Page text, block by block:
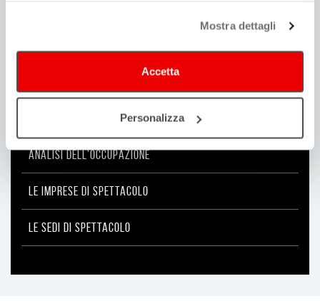
Mostra dettagli
Accetta
Personalizza
ANALISI DOMANDA-OFFERTA
ANALISI DELL'OCCUPAZIONE
LE IMPRESE DI SPETTACOLO
LE SEDI DI SPETTACOLO